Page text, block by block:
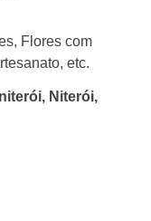
Flores com
etc.
Niterói,